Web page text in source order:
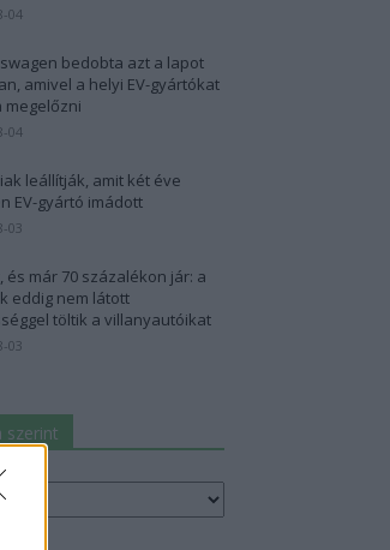
04
bedobta azt a lapot
amivel a helyi EV-gyártókat
megelőzni
04
leállítják, amit két éve
EV-gyártó imádott
03
és már 70 százalékon jár: a
eddig nem látott
töltik a villanyautóikat
03
szerint